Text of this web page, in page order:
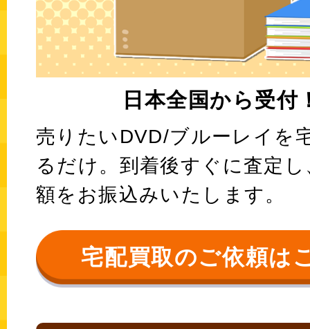
日本全国から受付
売りたいDVD/ブルーレイを
るだけ。到着後すぐに査定
額をお振込みいたします。
宅配買取のご依頼は